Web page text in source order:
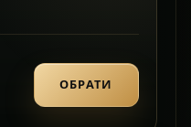
ОБРАТИ